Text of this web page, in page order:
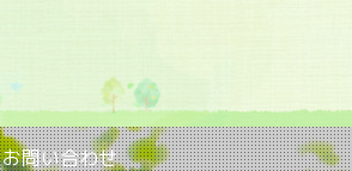
お問い合わせ